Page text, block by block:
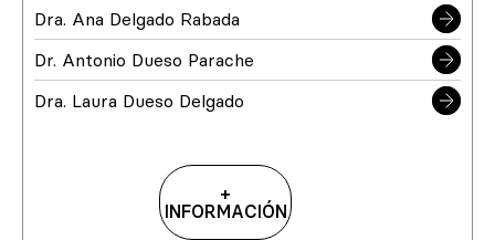
Dra. Ana Delgado Rabada
Dr. Antonio Dueso Parache
Dra. Laura Dueso Delgado
+
INFORMACIÓN